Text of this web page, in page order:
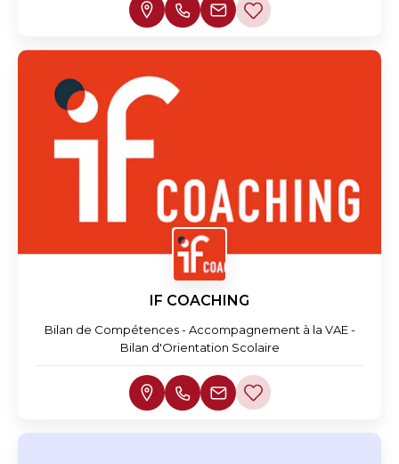
IF COACHING
Bilan de Compétences - Accompagnement à la VAE -
Bilan d'Orientation Scolaire